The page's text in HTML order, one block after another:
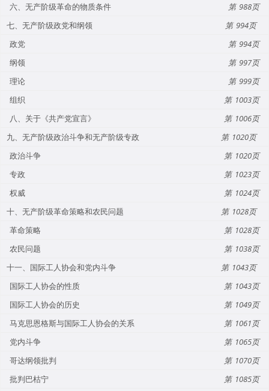
六、无产阶级革命的物质条件
988
七、无产阶级政党和纲领
994
政党
994
纲领
997
理论
999
组织
1003
八、关于《共产党宣言》
1006
九、无产阶级政治斗争和无产阶级专政
1020
政治斗争
1020
专政
1023
权威
1024
十、无产阶级革命策略和农民问题
1028
革命策略
1028
农民问题
1038
十一、国际工人协会和党内斗争
1043
国际工人协会的性质
1043
国际工人协会的历史
1049
马克思恩格斯与国际工人协会的关系
1061
党内斗争
1065
哥达纲领批判
1070
批判巴枯宁
1085